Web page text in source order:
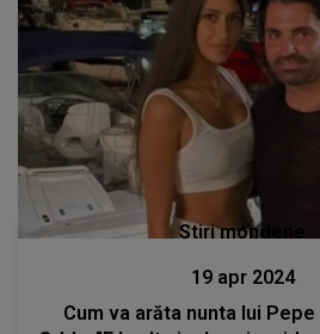
Stiri mondene
19 apr 2024
Cum va arăta nunta lui Pepe